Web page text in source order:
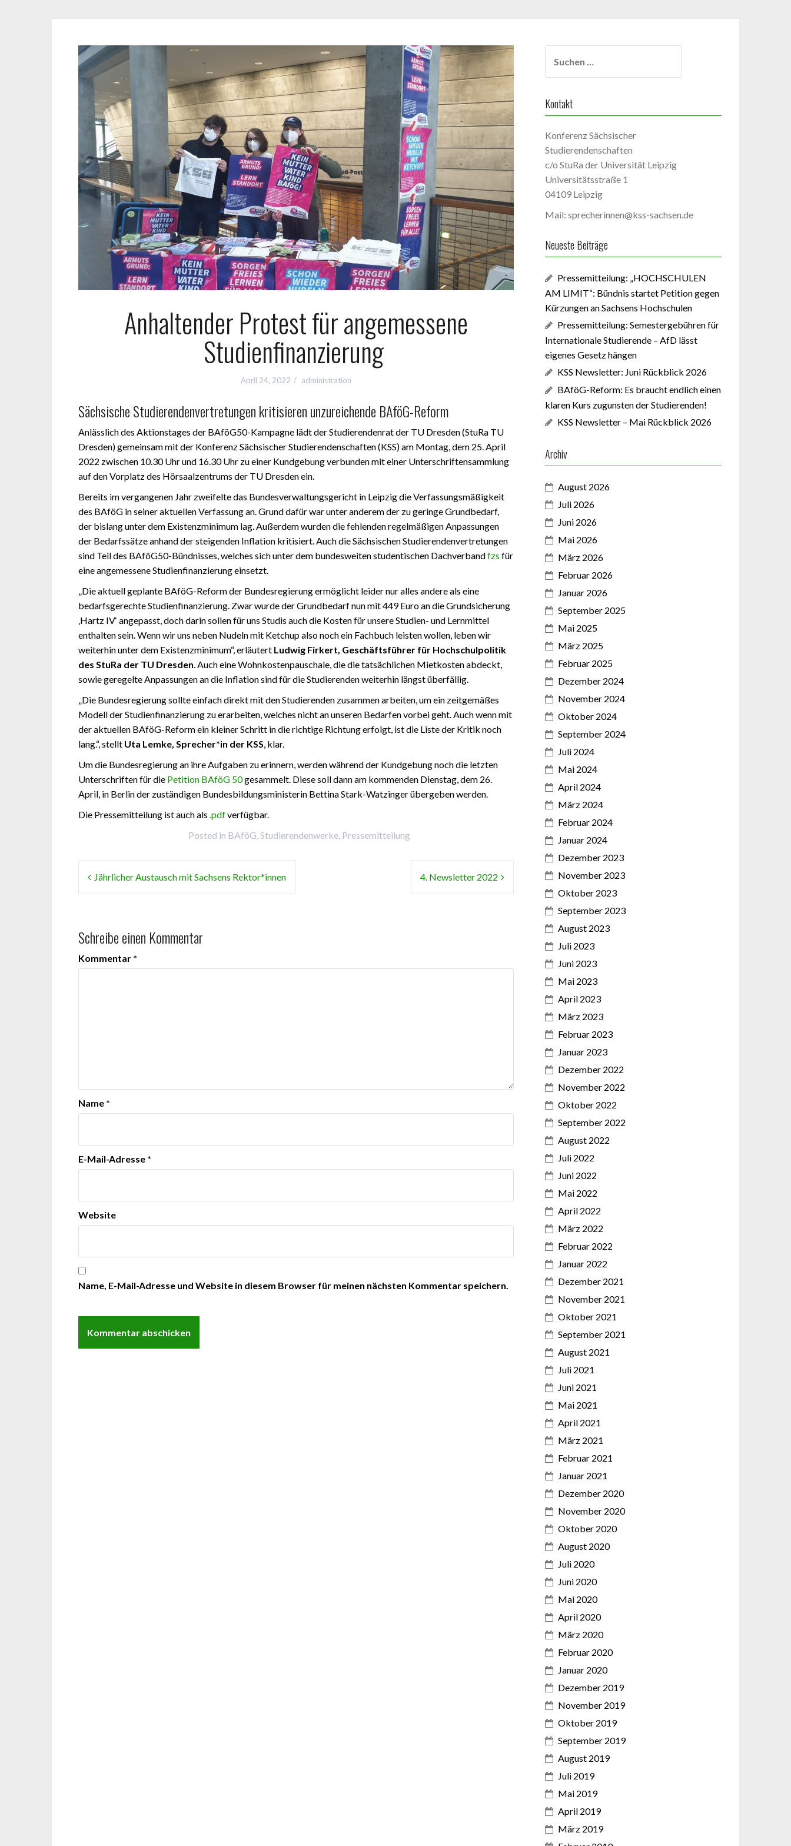
Anhaltender Protest für angemessene
Studienfinanzierung
April 24, 2022 administration
Sächsische Studierendenvertretungen kritisieren unzureichende BAföG-Reform
Anlässlich des Aktionstages der BAföG50-Kampagne lädt der Studierendenrat der TU Dresden (StuRa TU
Dresden) gemeinsam mit der Konferenz Sächsischer Studierendenschaften (KSS) am Montag, dem 25. April
2022 zwischen 10.30 Uhr und 16.30 Uhr zu einer Kundgebung verbunden mit einer Unterschriftensammlung
auf den Vorplatz des Hörsaalzentrums der TU Dresden ein.
Bereits im vergangenen Jahr zweifelte das Bundesverwaltungsgericht in Leipzig die Verfassungsmäßigkeit
des BAföG in seiner aktuellen Verfassung an. Grund dafür war unter anderem der zu geringe Grundbedarf,
der bislang unter dem Existenzminimum lag. Außerdem wurden die fehlenden regelmäßigen Anpassungen
der Bedarfssätze anhand der steigenden Inflation kritisiert. Auch die Sächsischen Studierendenvertretungen
sind Teil des BAföG50-Bündnisses, welches sich unter dem bundesweiten studentischen Dachverbandfzs für
eine angemessene Studienfinanzierung einsetzt.
„Die aktuell geplante BAföG-Reform der Bundesregierung ermöglicht leider nur alles andere als eine
bedarfsgerechte Studienfinanzierung. Zwar wurde der Grundbedarf nun mit 449 Euro an die Grundsicherung
‚Hartz IV‘ angepasst, doch darin sollen für uns Studis auch die Kosten für unsere Studien- und Lernmittel
enthalten sein. Wenn wir uns neben Nudeln mit Ketchup also noch ein Fachbuch leisten wollen, leben wir
weiterhin unter dem Existenzminimum“, erläutert Ludwig Firkert, Geschäftsführer für Hochschulpolitik
des StuRa der TU Dresden. Auch eine Wohnkostenpauschale, die die tatsächlichen Mietkosten abdeckt,
sowie geregelte Anpassungen an die Inflation sind für die Studierenden weiterhin längst überfällig.
„Die Bundesregierung sollte einfach direkt mit den Studierenden zusammen arbeiten, um ein zeitgemäßes
Modell der Studienfinanzierung zu erarbeiten, welches nicht an unseren Bedarfen vorbei geht. Auch wenn mit
der aktuellen BAföG-Reform ein kleiner Schritt in die richtige Richtung erfolgt, ist die Liste der Kritik noch
lang.“, stellt Uta Lemke, Sprecher*in der KSS, klar.
Um die Bundesregierung an ihre Aufgaben zu erinnern, werden während der Kundgebung noch die letzten
Unterschriften für die Petition BAföG 50gesammelt. Diese soll dann am kommenden Dienstag, dem 26.
April, in Berlin der zuständigen Bundesbildungsministerin Bettina Stark-Watzinger übergeben werden.
Die Pressemitteilung ist auch als .pdfverfügbar.
Posted in BAföG, Studierendenwerke, Pressemitteilung
Beitragsnavigation
Jährlicher Austausch mit Sachsens Rektor*innen 4. Newsletter 2022
Schreibe einen Kommentar
Kommentar *
Name *
E-Mail-Adresse *
Website
Name, E-Mail-Adresse und Website in diesem Browser für meinen nächsten Kommentar speichern.
nach:
Kontakt
Konferenz Sächsischer
Studierendenschaften
c/o StuRa der Universität Leipzig
Universitätsstraße 1
04109 Leipzig
Mail: sprecherinnen@kss-sachsen.de
Neueste Beiträge
Pressemitteilung: „HOCHSCHULEN
AM LIMIT“: Bündnis startet Petition gegen
Kürzungen an Sachsens Hochschulen
Pressemitteilung: Semestergebühren für
Internationale Studierende – AfD lässt
eigenes Gesetz hängen
KSS Newsletter: Juni Rückblick 2026
BAföG-Reform: Es braucht endlich einen
klaren Kurs zugunsten der Studierenden!
KSS Newsletter – Mai Rückblick 2026
Archiv
August 2026
Juli 2026
Juni 2026
Mai 2026
März 2026
Februar 2026
Januar 2026
September 2025
Mai 2025
März 2025
Februar 2025
Dezember 2024
November 2024
Oktober 2024
September 2024
Juli 2024
Mai 2024
April 2024
März 2024
Februar 2024
Januar 2024
Dezember 2023
November 2023
Oktober 2023
September 2023
August 2023
Juli 2023
Juni 2023
Mai 2023
April 2023
März 2023
Februar 2023
Januar 2023
Dezember 2022
November 2022
Oktober 2022
September 2022
August 2022
Juli 2022
Juni 2022
Mai 2022
April 2022
März 2022
Februar 2022
Januar 2022
Dezember 2021
November 2021
Oktober 2021
September 2021
August 2021
Juli 2021
Juni 2021
Mai 2021
April 2021
März 2021
Februar 2021
Januar 2021
Dezember 2020
November 2020
Oktober 2020
August 2020
Juli 2020
Juni 2020
Mai 2020
April 2020
März 2020
Februar 2020
Januar 2020
Dezember 2019
November 2019
Oktober 2019
September 2019
August 2019
Juli 2019
Mai 2019
April 2019
März 2019